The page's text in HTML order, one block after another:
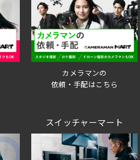
カメラマンの
依頼・手配はこちら
スイッチャーマート